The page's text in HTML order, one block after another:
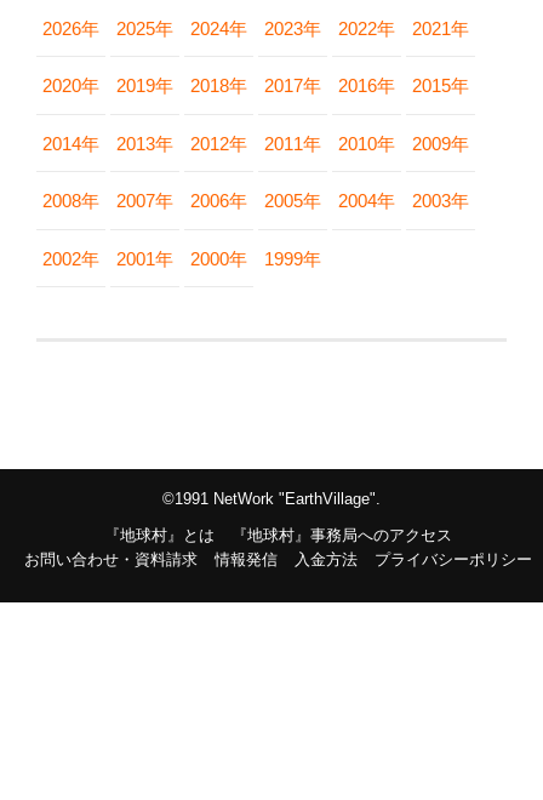
2026年 2025年 2024年 2023年 2022年 2021年
2020年 2019年 2018年 2017年 2016年 2015年
2014年 2013年 2012年 2011年 2010年 2009年
2008年 2007年 2006年 2005年 2004年 2003年
2002年 2001年 2000年 1999年
©1991 NetWork "EarthVillage".
『地球村』とは
『地球村』事務局へのアクセス
お問い合わせ・資料請求
情報発信 入金方法 プライバシーポリシー